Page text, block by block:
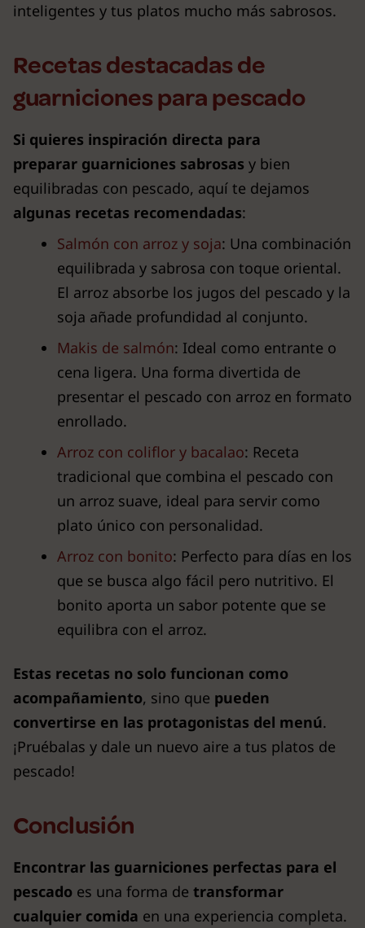
inteligentes y tus platos mucho más sabrosos.
Recetas destacadas de
guarniciones para pescado
Si quieres inspiración directa para
preparar guarniciones sabrosas y bien
equilibradas con pescado, aquí te dejamos
algunas recetas recomendadas:
Salmón con arroz y soja: Una combinación
equilibrada y sabrosa con toque oriental.
El arroz absorbe los jugos del pescado y la
soja añade profundidad al conjunto.
Makis de salmón: Ideal como entrante o
cena ligera. Una forma divertida de
presentar el pescado con arroz en formato
enrollado.
Arroz con coliflor y bacalao: Receta
tradicional que combina el pescado con
un arroz suave, ideal para servir como
plato único con personalidad.
Arroz con bonito: Perfecto para días en los
que se busca algo fácil pero nutritivo. El
bonito aporta un sabor potente que se
equilibra con el arroz.
Estas recetas no solo funcionan como
acompañamiento, sino que pueden
convertirse en las protagonistas del menú.
¡Pruébalas y dale un nuevo aire a tus platos de
pescado!
Conclusión
Encontrar las guarniciones perfectas para el
pescado es una forma de transformar
cualquier comida en una experiencia completa.